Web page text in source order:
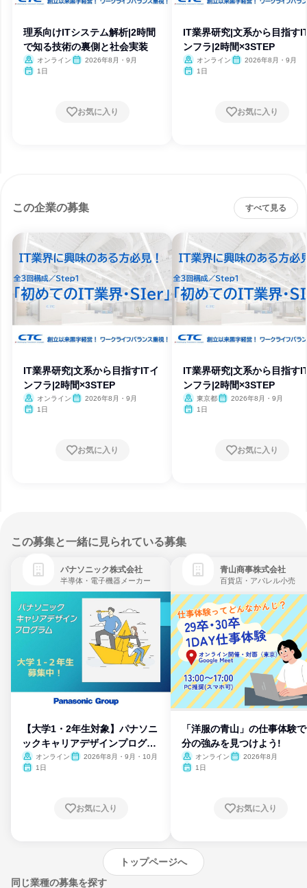
理系向けITシステム解析|2時間
で知る技術の裏側と社会実装
オンライン
2026年8月・9月
1日
お気に入り
IT業界研究|文系から目指す
ンフラ|2時間×3STEP
オンライン
2026年8月・9月
1日
お気に入り
この企業の募集 すべて見る
IT業界研究|文系から目指すITイ
ンフラ|2時間×3STEP
オンライン
2026年8月・9月
1日
お気に入り
IT業界研究|文系から目指す
ンフラ|2時間×3STEP
東京都
2026年8月・9月
1日
お気に入り
この募集と一緒に見られている募集
パナソニック株式会社
半導体・電子機器メーカー
【大学1・2年生対象】パナソニ
ックキャリアデザインプログラ
ム
オンライン
2026年8月・9月・10月
1日
お気に入り
青山商事株式会社
百貨店・アパレル小売
「洋服の青山」の仕事体験
分の強みを見つけよう!
オンライン
2026年8月
1日
お気に入り
トップページへ
同じ業種の募集を探す